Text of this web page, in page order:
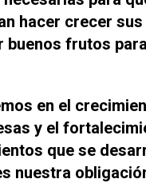
hacer crecer sus
buenos frutos
en el
y el
que se
nuestra